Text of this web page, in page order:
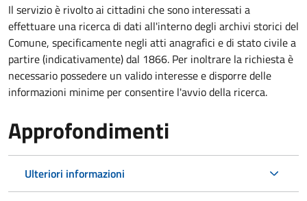
Il servizio è rivolto ai cittadini che sono interessati a
effettuare una ricerca di dati all'interno degli archivi storici del
Comune, specificamente negli atti anagrafici e di stato civile a
partire (indicativamente) dal 1866. Per inoltrare la richiesta è
necessario possedere un valido interesse e disporre delle
informazioni minime per consentire l'avvio della ricerca.
Approfondimenti
Ulteriori informazioni